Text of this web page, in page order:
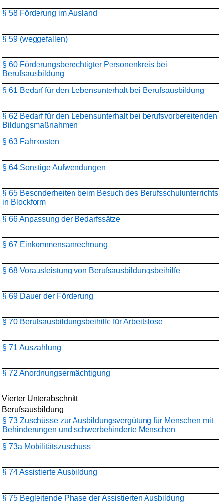
§ 58 Förderung im Ausland
§ 59 (weggefallen)
§ 60 Förderungsberechtigter Personenkreis bei
Berufsausbildung
§ 61 Bedarf für den Lebensunterhalt bei Berufsausbildung
§ 62 Bedarf für den Lebensunterhalt bei berufsvorbereitenden
Bildungsmaßnahmen
§ 63 Fahrkosten
§ 64 Sonstige Aufwendungen
§ 65 Besonderheiten beim Besuch des Berufsschulunterrichts
in Blockform
§ 66 Anpassung der Bedarfssätze
§ 67 Einkommensanrechnung
§ 68 Vorausleistung von Berufsausbildungsbeihilfe
§ 69 Dauer der Förderung
§ 70 Berufsausbildungsbeihilfe für Arbeitslose
§ 71 Auszahlung
§ 72 Anordnungsermächtigung
Vierter Unterabschnitt
Berufsausbildung
§ 73 Zuschüsse zur Ausbildungsvergütung für Menschen mit
Behinderungen und schwerbehinderte Menschen
§ 73a Mobilitätszuschuss
§ 74 Assistierte Ausbildung
§ 75 Begleitende Phase der Assistierten Ausbildung